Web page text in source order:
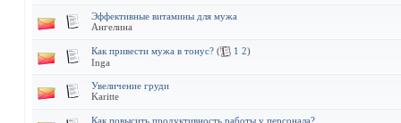
Эффективные витамины для мужа
Ангелина
Как привести мужа в тонус? ( 1 2)
Inga
Увеличение груди
Karitte
Как повысить продуктивность работы у персонала?